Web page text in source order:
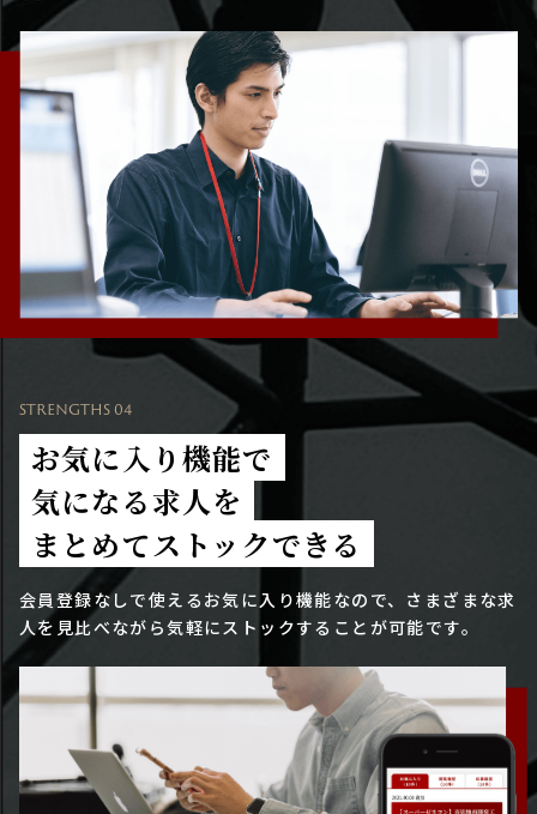
STRENGTHS 04
お気に入り機能で
気になる求人を
まとめてストックできる
会員登録なしで使えるお気に入り機能なので、さまざまな求
人を見比べながら気軽にストックすることが可能です。